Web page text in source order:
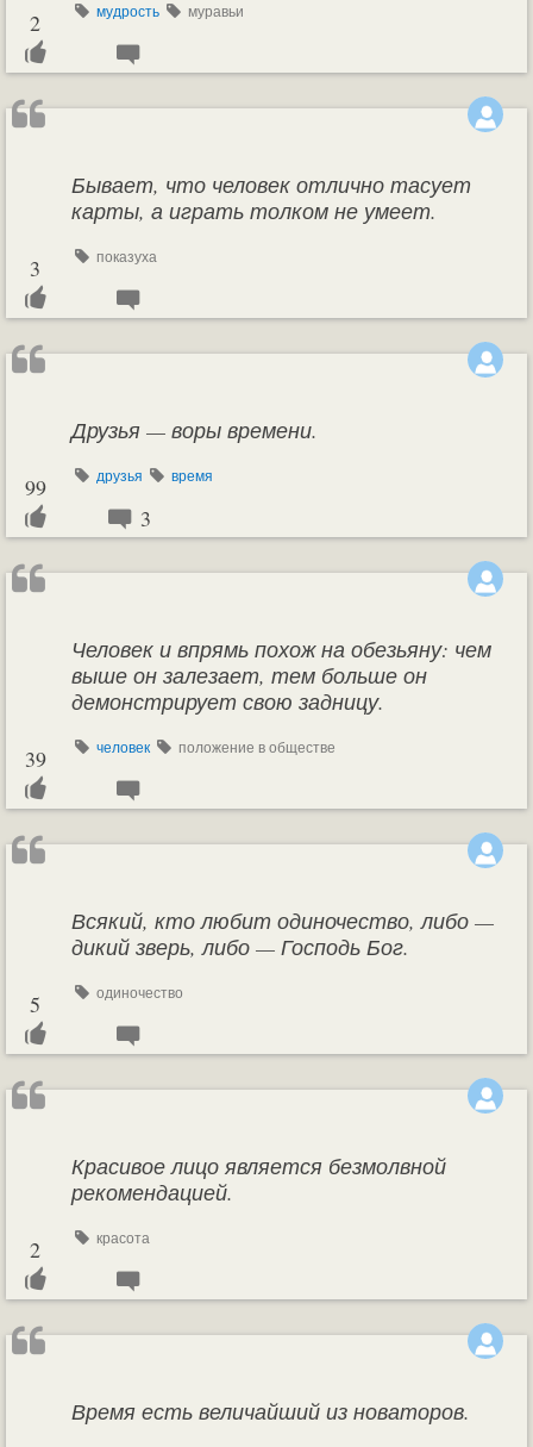
мудрость муравьи
2
Бывает, что человек отлично тасует
карты, а играть толком не умеет.
показуха
3
Друзья — воры времени.
друзья время
99
3
Человек и впрямь похож на обезьяну: чем
выше он залезает, тем больше он
демонстрирует свою задницу.
человек положение в обществе
39
Всякий, кто любит одиночество, либо —
дикий зверь, либо — Господь Бог.
одиночество
5
Красивое лицо является безмолвной
рекомендацией.
красота
2
Время есть величайший из новаторов.